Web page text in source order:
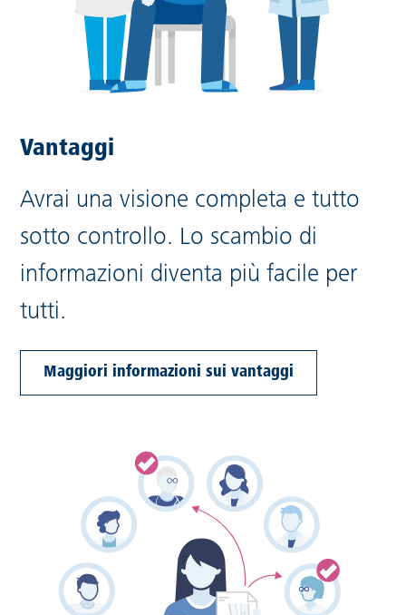
Vantaggi
Avrai una visione completa e tutto
sotto controllo. Lo scambio di
informazioni diventa più facile per
tutti.
Maggiori informazioni sui vantaggi